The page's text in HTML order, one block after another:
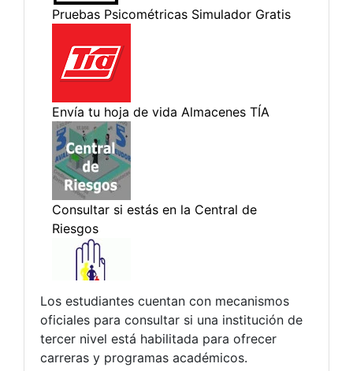
Los estudiantes cuentan con mecanismos
oficiales para consultar si una institución de
tercer nivel está habilitada para ofrecer
carreras y programas académicos.